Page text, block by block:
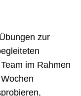
zur
im Rahmen